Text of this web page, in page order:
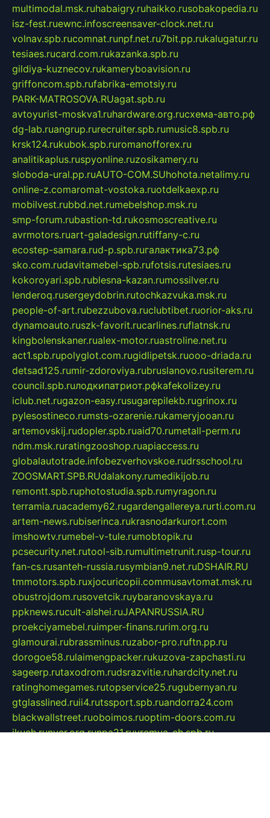
multimodal.msk.ruhabaigry.ruhaikko.rusobakopedia.ru
isz-fest.ruewnc.infoscreensaver-clock.net.ru
volnav.spb.rucomnat.runpf.net.ru7bit.pp.rukalugatur.ru
tesiaes.rucard.com.rukazanka.spb.ru
gildiya-kuznecov.rukameryboavision.ru
griffoncom.spb.rufabrika-emotsiy.ru
PARK-MATROSOVA.RUagat.spb.ru
avtoyurist-moskva1.ruhardware.org.ruсхема-авто.рф
dg-lab.ruangrup.rurecruiter.spb.rumusic8.spb.ru
krsk124.rukubok.spb.ruromanofforex.ru
analitikaplus.ruspyonline.ruzosikamery.ru
sloboda-ural.pp.ruAUTO-COM.SUhohota.netalimy.ru
online-z.comaromat-vostoka.ruotdelkaexp.ru
mobilvest.rubbd.net.rumebelshop.msk.ru
smp-forum.rubastion-td.rukosmoscreative.ru
avrmotors.ruart-galadesign.rutiffany-c.ru
ecostep-samara.rud-p.spb.ruгалактика73.рф
sko.com.rudavitamebel-spb.rufotsis.rutesiaes.ru
kokoroyari.spb.rublesna-kazan.rumossilver.ru
lenderoq.rusergeydobrin.rutochkazvuka.msk.ru
people-of-art.rubezzubova.ruclubtibet.ruorior-aks.ru
dynamoauto.ruszk-favorit.rucarlines.ruflatnsk.ru
kingbolenskaner.rualex-motor.ruastroline.net.ru
act1.spb.rupolyglot.com.rugidlipetsk.ruooo-driada.ru
detsad125.rumir-zdoroviya.rubruslanovo.rusiterem.ru
council.spb.ruлодкипатриот.рфkafekolizey.ru
iclub.net.rugazon-easy.rusugarepilekb.rugrinox.ru
pylesostineco.rumsts-ozarenie.rukameryjooan.ru
artemovskij.rudopler.spb.ruaid70.rumetall-perm.ru
ndm.msk.ruratingzooshop.ruapiaccess.ru
globalautotrade.infobezverhovskoe.rudrsschool.ru
ZOOSMART.SPB.RUdalakony.rumedikijob.ru
remontt.spb.ruphotostudia.spb.rumyragon.ru
terramia.ruacademy62.rugardengallereya.rurti.com.ru
artem-news.rubiserinca.rukrasnodarkurort.com
imshowtv.rumebel-v-tule.rumobtopik.ru
pcsecurity.net.rutool-sib.rumultimetrunit.rusp-tour.ru
fan-cs.rusanteh-russia.rusymbian9.net.ruDSHAIR.RU
tmmotors.spb.ruxjocuricopii.commusavtomat.msk.ru
obustrojdom.rusovetcik.ruybaranovskaya.ru
ppknews.rucult-alshei.ruJAPANRUSSIA.RU
proekciyamebel.ruimper-finans.rurim.org.ru
glamourai.rubrassminus.ruzabor-pro.ruftn.pp.ru
dorogoe58.rulaimengpacker.rukuzova-zapchasti.ru
sageerp.rutaxodrom.rudsrazvitie.ruhardcity.net.ru
ratinghomegames.rutopservice25.rugubernyan.ru
gtglasslined.ruii4.rutssport.spb.ruandorra24.com
blackwallstreet.ruoboimos.ruoptim-doors.com.ru
ikuch.runycr.org.runpa21.ruvremya-ch.spb.ru